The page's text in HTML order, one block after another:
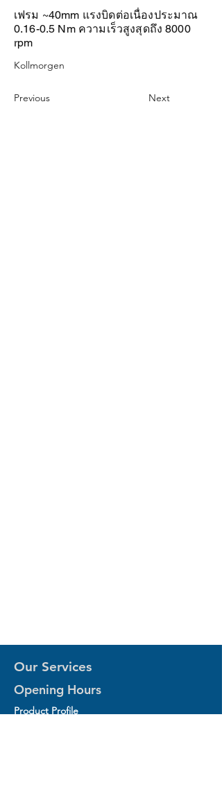
เฟรม ~40mm แรงบิดต่อเนื่องประมาณ
0.16-0.5 Nm ความเร็วสูงสุดถึง 8000
rpm
Kollmorgen
Previous Next
Our Services
Opening Hours
Product Profile